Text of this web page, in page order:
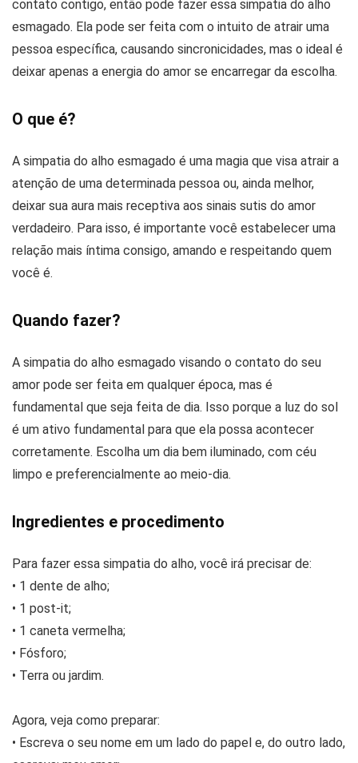
contato contigo, então pode fazer essa simpatia do alho
esmagado. Ela pode ser feita com o intuito de atrair uma
pessoa específica, causando sincronicidades, mas o ideal é
deixar apenas a energia do amor se encarregar da escolha.
O que é?
A simpatia do alho esmagado é uma magia que visa atrair a
atenção de uma determinada pessoa ou, ainda melhor,
deixar sua aura mais receptiva aos sinais sutis do amor
verdadeiro. Para isso, é importante você estabelecer uma
relação mais íntima consigo, amando e respeitando quem
você é.
Quando fazer?
A simpatia do alho esmagado visando o contato do seu
amor pode ser feita em qualquer época, mas é
fundamental que seja feita de dia. Isso porque a luz do sol
é um ativo fundamental para que ela possa acontecer
corretamente. Escolha um dia bem iluminado, com céu
limpo e preferencialmente ao meio-dia.
Ingredientes e procedimento
Para fazer essa simpatia do alho, você irá precisar de:
• 1 dente de alho;
• 1 post-it;
• 1 caneta vermelha;
• Fósforo;
• Terra ou jardim.
Agora, veja como preparar:
• Escreva o seu nome em um lado do papel e, do outro lado,